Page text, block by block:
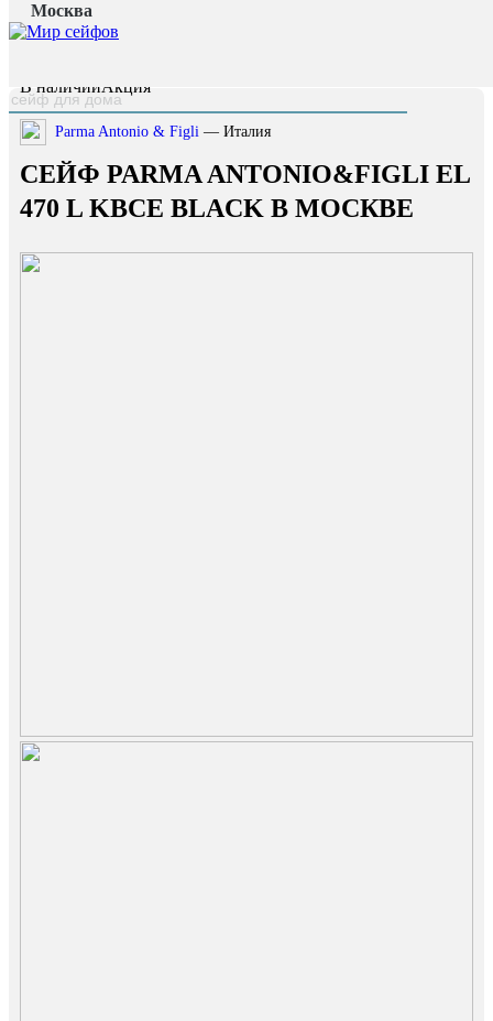
Москва
Главная страница
Каталог /
В наличииАкция
Parma Antonio & Figli — Италия
СЕЙФ PARMA ANTONIO&FIGLI EL
470 L KBCE BLACK В МОСКВЕ